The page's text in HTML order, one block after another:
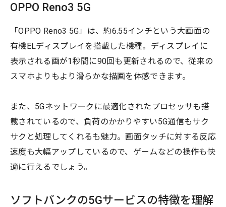
OPPO Reno3 5G
「OPPO Reno3 5G」は、約6.55インチという大画面の
有機ELディスプレイを搭載した機種。ディスプレイに
表示される画が1秒間に90回も更新されるので、従来の
スマホよりもより滑らかな描画を体感できます。
また、5Gネットワークに最適化されたプロセッサも搭
載されているので、負荷のかかりやすい5G通信もサク
サクと処理してくれるも魅力。画面タッチに対する反応
速度も大幅アップしているので、ゲームなどの操作も快
適に行えるでしょう。
ソフトバンクの5Gサービスの特徴を理解